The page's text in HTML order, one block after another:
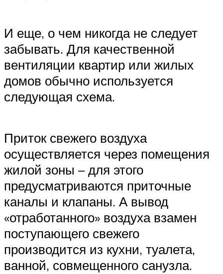
И еще, о чем никогда не следует
забывать. Для качественной
вентиляции квартир или жилых
домов обычно используется
следующая схема.
Приток свежего воздуха
осуществляется через помещения
жилой зоны – для этого
предусматриваются приточные
каналы и клапаны. А вывод
«отработанного» воздуха взамен
поступающего свежего
производится из кухни, туалета,
ванной, совмещенного санузла.